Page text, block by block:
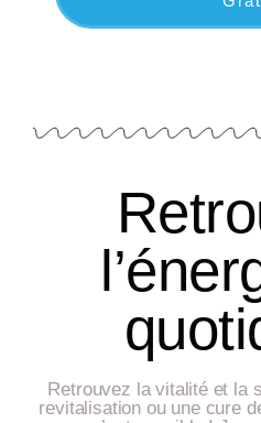
Retrouvez la vitalité et la
revitalisation ou une cure